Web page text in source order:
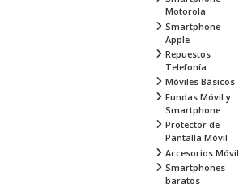
Motorola
Smartphone
Apple
Repuestos
Telefonía
Móviles Básicos
Fundas Móvil y
Smartphone
Protector de
Pantalla Móvil
Accesorios Móvil
Smartphones
baratos